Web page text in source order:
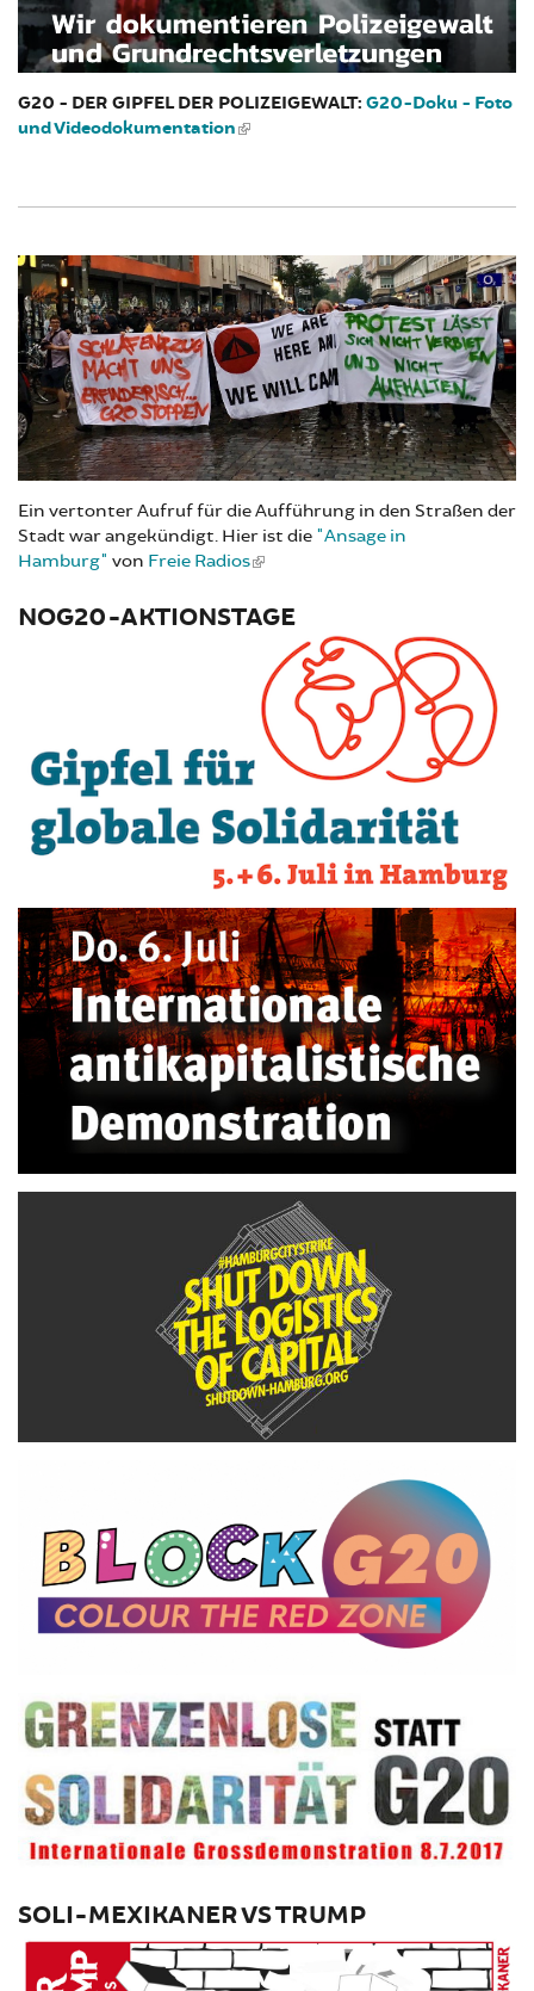
G20 - DER GIPFEL DER POLIZEIGEWALT: G20-Doku - Foto
und Videodokumentation
Ein vertonter Aufruf für die Aufführung in den Straßen der
Stadt war angekündigt. Hier ist die "Ansage in
Hamburg" von Freie Radios
NOG20-AKTIONSTAGE
SOLI-MEXIKANER VS TRUMP